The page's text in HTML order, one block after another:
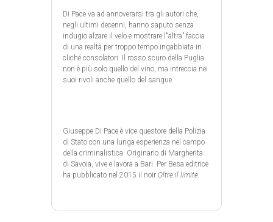
Di Pace va ad annoverarsi tra gli autori che,
negli ultimi decenni, hanno saputo senza
indugio alzare il velo e mostrare l’“altra” faccia
di una realtà per troppo tempo ingabbiata in
cliché consolatori. Il rosso scuro della Puglia
non è più solo quello del vino, ma intreccia nei
suoi rivoli anche quello del sangue.
Giuseppe Di Pace è vice questore della Polizia
di Stato con una lunga esperienza nel campo
della criminalistica. Originario di Margherita
di Savoia, vive e lavora a Bari. Per Besa editrice
ha pubblicato nel 2015 il noir Oltre il limite.